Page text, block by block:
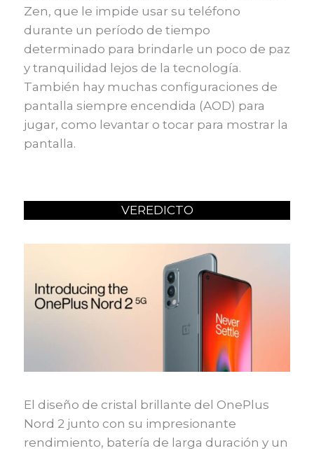
Zen, que le impide usar su teléfono
durante un período de tiempo
determinado para brindarle un poco de paz
y tranquilidad lejos de la tecnología.
También hay muchas configuraciones de
pantalla siempre encendida (AOD) para
jugar, como levantar o tocar para mostrar la
pantalla.
VEREDICTO
El diseño de cristal brillante del OnePlus
Nord 2 junto con su impresionante
rendimiento, batería de larga duración y un